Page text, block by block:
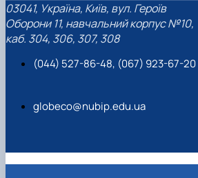
03041, Україна, Київ, вул. Героїв
Оборони 11, навчальний корпус №10,
каб. 304, 306, 307, 308
(044) 527-86-48, (067) 923-67-20
globeco@nubip.edu.ua